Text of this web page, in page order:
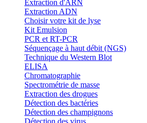
Extraction d'ARN
Extraction ADN
Choisir votre kit de lyse
Kit Emulsion
PCR et RT-PCR
Séquençage à haut débit (NGS)
Technique du Western Blot
ELISA
Chromatographie
Spectrométrie de masse
Extraction des drogues
Détection des bactéries
Détection des champignons
Détection des virus